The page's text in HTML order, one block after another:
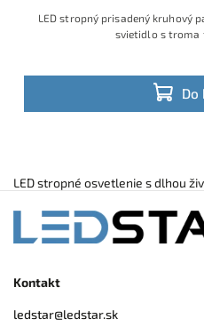
Do
LED stropný prisadený kruhový
svietidlo s troma
LED stropné osvetlenie s dlhou
Kontakt
ledstar@ledstar.sk